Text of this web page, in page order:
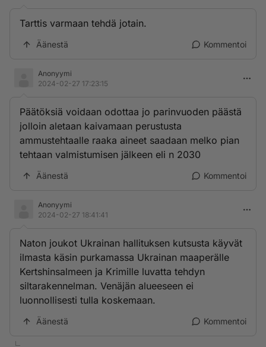
Tarttis varmaan tehdä jotain.
Äänestä Kommentoi
Anonyymi
2024-02-27 17:23:15
Päätöksiä voidaan odottaa jo parinvuoden päästä
jolloin aletaan kaivamaan perustusta
ammustehtaalle raaka aineet saadaan melko pian
tehtaan valmistumisen jälkeen eli n 2030
Äänestä Kommentoi
Anonyymi
2024-02-27 18:41:41
Naton joukot Ukrainan hallituksen kutsusta käyvät
ilmasta käsin purkamassa Ukrainan maaperälle
Kertshinsalmeen ja Krimille luvatta tehdyn
siltarakennelman. Venäjän alueeseen ei
luonnollisesti tulla koskemaan.
Äänestä Kommentoi